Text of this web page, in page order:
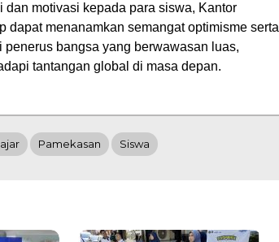
dan motivasi kepada para siswa, Kantor
dapat menanamkan semangat optimisme serta
bangsa yang berwawasan luas,
tantangan global di masa depan.
Pamekasan Siswa